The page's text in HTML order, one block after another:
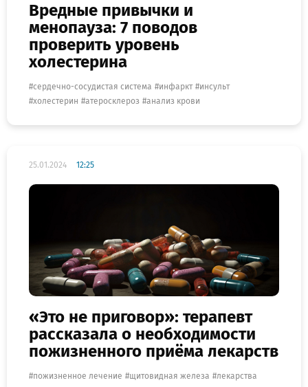
Вредные привычки и
менопауза: 7 поводов
проверить уровень
холестерина
сердечно-сосудистая система инфаркт
инсульт
холестерин
атеросклероз анализ крови
25.01.2024 12:25
«Это не приговор»: терапевт
рассказала о необходимости
пожизненного приёма лекарств
пожизненное лечение щитовидная железа
лекарства